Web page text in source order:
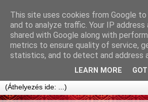
This site uses cookies from Google
and to analyze traffic. Your IP address
shared with Google along with
metrics to ensure quality of service,
statistics, and to detect and address
LEARN MORE